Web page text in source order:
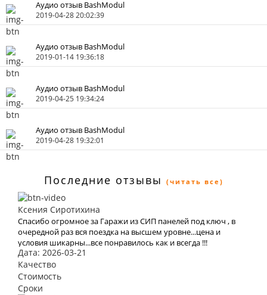
Аудио отзыв BashModul
2019-04-28 20:02:39
Аудио отзыв BashModul
2019-01-14 19:36:18
Аудио отзыв BashModul
2019-04-25 19:34:24
Аудио отзыв BashModul
2019-04-28 19:32:01
Последние отзывы (читать все)
Ксения Сиротихина
Спасибо огромное за Гаражи из СИП панелей под ключ , в
очередной раз вся поездка на высшем уровне...цена и
условия шикарны...все понравилось как и всегда !!!
Дата: 2026-03-21
Качество
Стоимость
Сроки